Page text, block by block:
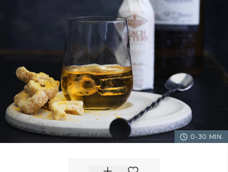
0-30 MIN.